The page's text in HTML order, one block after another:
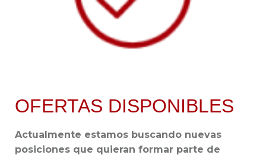
OFERTAS DISPONIBLES
Actualmente estamos buscando nuevas
posiciones que quieran formar parte de